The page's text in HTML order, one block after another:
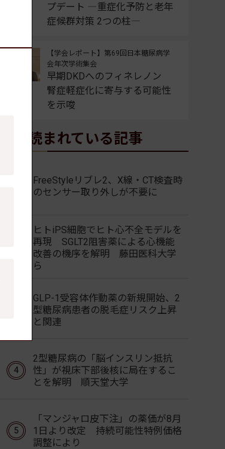
プデート ―重症化予防と老年
症候群対策 2つの柱―
早期DKDへのフィネレノン
腎症軽症化に寄与する可能性
を示唆
【学会レポート】第69回日本糖尿病学
会年次学術集会
よく読まれている記事
FreeStyleリブレ2、X線・CT検査時
のセンサー取り外しが不要に
ヒトiPS細胞でヒト心不全モデルを
再現 SGLT2阻害薬による心機能
改善の機序を解明 藤田医科大学
ら
GLP-1受容体作動薬の新規開始、2
型糖尿病患者の脱毛症リスク上昇
と関連
2型糖尿病の「脳インスリン抵抗
性」が視床下部後核に局在するこ
とを解明 順天堂大学
「マンジャロ皮下注」の薬価が8月
1日より改定 持続可能性特例価格
調整により